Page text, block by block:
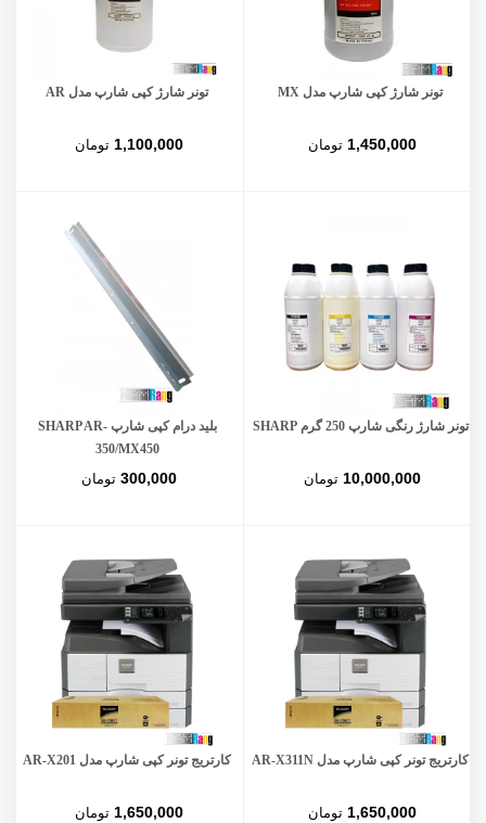
تونر شارژ کپی شارپ مدل MX
1,450,000 تومان
تونر شارژ کپی شارپ مدل AR
1,100,000 تومان
تونر شارژ رنگی شارپ 250 گرم SHARP
10,000,000 تومان
بلید درام کپی شارپ SHARP AR-
350/MX450
300,000 تومان
کارتریج تونر کپی شارپ مدل AR-X311N
1,650,000 تومان
کارتریج تونر کپی شارپ مدل AR-X201
1,650,000 تومان